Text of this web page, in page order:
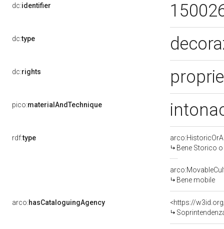
dc:identifier
dc:type
dc:rights
pico:materialAndTechnique
rdf:type
Bene Storico
Bene mobile
arco:hasCataloguingAgency
<https://